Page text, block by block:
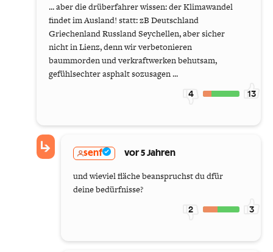
... aber die drüberfahrer wissen: der Klimawandel
findet im Ausland! statt: zB Deutschland
Griechenland Russland Seychellen, aber sicher
nicht in Lienz, denn wir verbetonieren
baummorden und verkraftwerken behutsam,
gefühlsechter asphalt sozusagen ...
4 13
senf vor 5 Jahren
und wieviel fläche beanspruchst du dfür
deine bedürfnisse?
2 3